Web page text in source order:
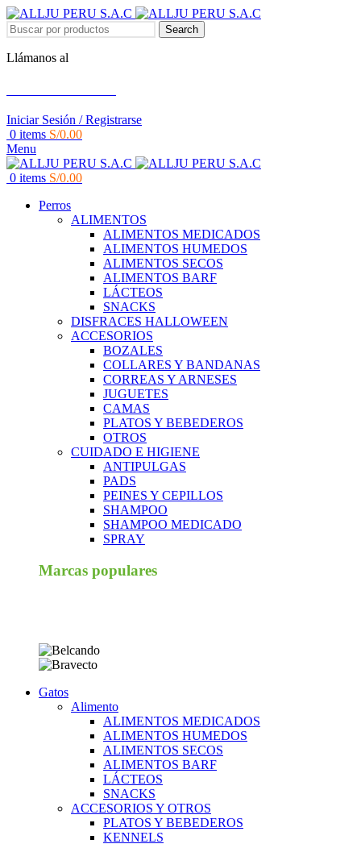
Search
Llámanos al
Iniciar Sesión / Registrarse
0 items S/0.00
Menu
0 items S/0.00
Perros
ALIMENTOS
ALIMENTOS MEDICADOS
ALIMENTOS HUMEDOS
ALIMENTOS SECOS
ALIMENTOS BARF
LÁCTEOS
SNACKS
DISFRACES HALLOWEEN
ACCESORIOS
BOZALES
COLLARES Y BANDANAS
CORREAS Y ARNESES
JUGUETES
CAMAS
PLATOS Y BEBEDEROS
OTROS
CUIDADO E HIGIENE
ANTIPULGAS
PADS
PEINES Y CEPILLOS
SHAMPOO
SHAMPOO MEDICADO
SPRAY
Marcas populares
Gatos
Alimento
ALIMENTOS MEDICADOS
ALIMENTOS HUMEDOS
ALIMENTOS SECOS
ALIMENTOS BARF
LÁCTEOS
SNACKS
ACCESORIOS Y OTROS
PLATOS Y BEBEDEROS
KENNELS